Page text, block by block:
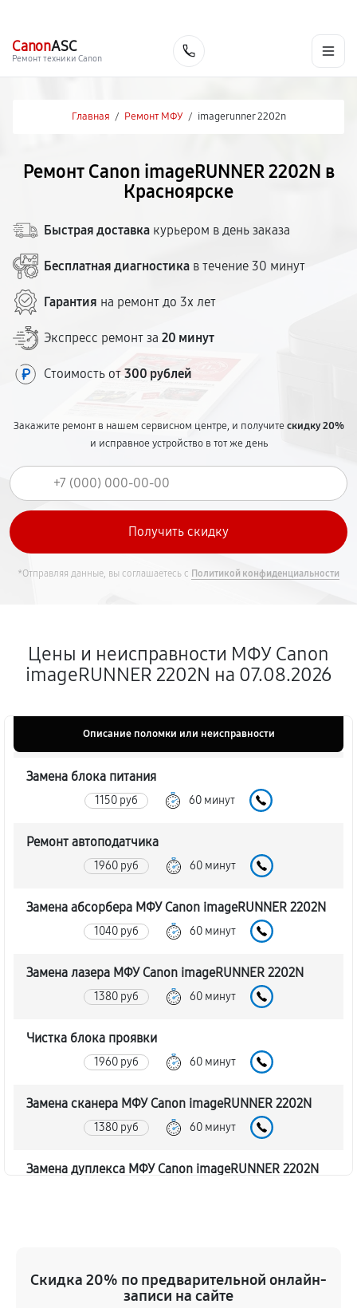
CanonASC
Ремонт техники Canon
Главная / Ремонт МФУ / imagerunner 2202n
Ремонт Canon imageRUNNER 2202N в
Красноярске
Быстрая доставка курьером в день заказа
Бесплатная диагностика в течение 30 минут
Гарантия на ремонт до 3х лет
Экспресс ремонт за 20 минут
Стоимость от 300 рублей
Закажите ремонт в нашем сервисном центре, и получитескидку 20%
и исправное устройство в тот же день
*Отправляя данные, вы соглашаетесь с Политикой конфиденциальности
Цены и неисправности МФУ Canon
imageRUNNER 2202N на 07.08.2026
Описание поломки или неисправности
Замена блока питания
1150 руб 60 минут
Ремонт автоподатчика
1960 руб 60 минут
Замена абсорбера МФУ Canon imageRUNNER 2202N
1040 руб 60 минут
Замена лазера МФУ Canon imageRUNNER 2202N
1380 руб 60 минут
Чистка блока проявки
1960 руб 60 минут
Замена сканера МФУ Canon imageRUNNER 2202N
1380 руб 60 минут
Замена дуплекса МФУ Canon imageRUNNER 2202N
Замена тормозной площадки
Скидка 20% по предварительной онлайн-
записи на сайте